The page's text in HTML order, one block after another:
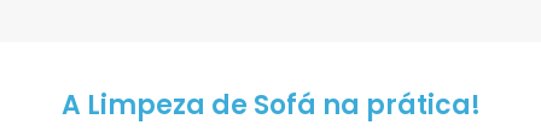
A Limpeza de Sofá na prática!